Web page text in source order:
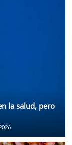
la salud, pero